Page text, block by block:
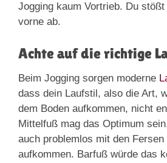
Jogging kaum Vortrieb. Du
vorne ab.
Achte auf die richtige
Beim Jogging sorgen moderne
dass dein Laufstil, also die Art,
dem Boden aufkommen, nicht
Mittelfuß mag das Optimum
auch problemlos mit den
aufkommen. Barfuß würde das